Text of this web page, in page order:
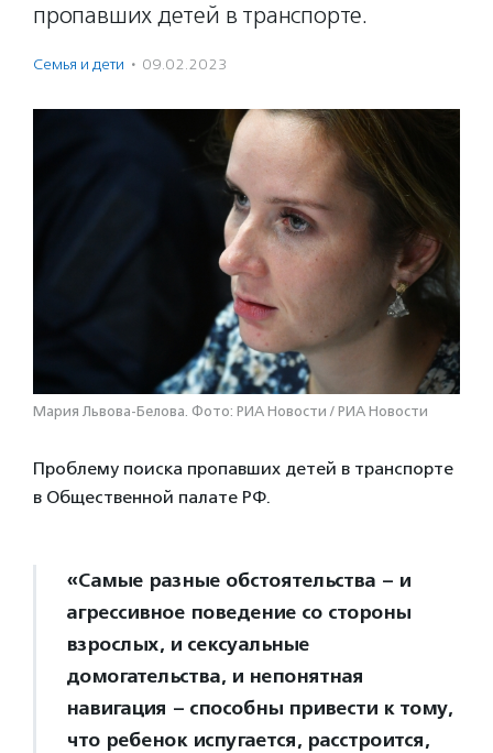
пропавших детей в транспорте.
Семья и дети · 09.02.2023
Мария Львова-Белова. Фото: РИА Новости / РИА Новости
Проблему поиска пропавших детей в транспорте
в Общественной палате РФ.
«Самые разные обстоятельства – и
агрессивное поведение со стороны
взрослых, и сексуальные
домогательства, и непонятная
навигация – способны привести к тому,
что ребенок испугается, расстроится,